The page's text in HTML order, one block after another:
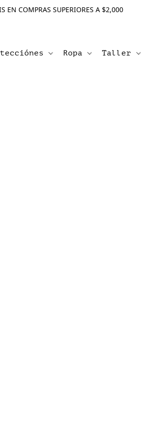
EN COMPRAS SUPERIORES A $2,000
Ropa Taller